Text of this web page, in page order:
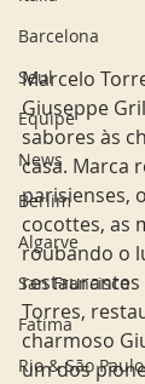
Barcelona
Seul
Equipe
News
Berlim
Algarve
San Francisco
Fatima
Rio & São Paulo
Marcelo
Giuseppe
sabores às
casa. Marca
parisienses,
cocottes, as
roubando o
restaurantes
Torres,
charmoso
um dos